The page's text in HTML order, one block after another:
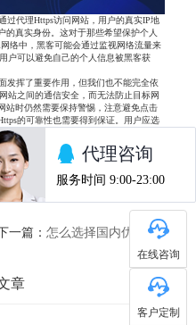
过代理Https访问网站，用户的真实IP地
真实身份。这对于那些希望保护个人
络中，黑客可能会通过监视网络流量来
户可以避免自己的个人信息被黑客获
发挥了重要作用，但我们也不能完全依
站之间的通信安全，而无法防止目标网
站时仍然需要保持警惕，注意避免点击
的可靠性也需要得到保证。用户应选
符合安全标准。最后，用户在使用代
安全，避免泄露个人信息。
的有效利器。它提供了更高的安全性，
名性。然而，我们也应该意识到代理
取其他安全措施来保护自己的网络安
正保障我们的网络安全。
一篇： 怎么选择国内优质HTTP代理IP
章
在线咨询
客户定制